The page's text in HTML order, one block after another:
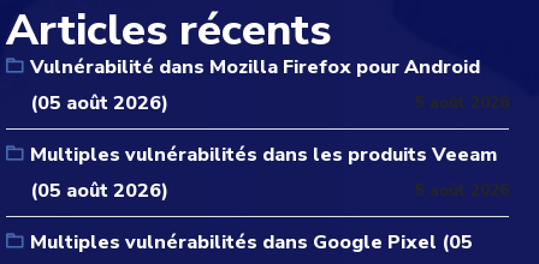
Articles récents
Vulnérabilité dans Mozilla Firefox pour Android
(05 août 2026)
5 août 2026
Multiples vulnérabilités dans les produits Veeam
(05 août 2026)
5 août 2026
Multiples vulnérabilités dans Google Pixel (05